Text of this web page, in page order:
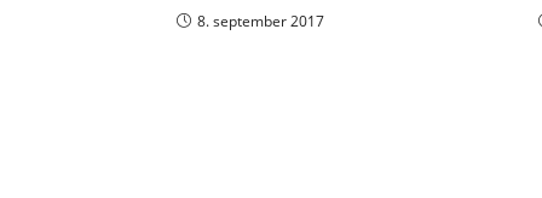
8. september 2017